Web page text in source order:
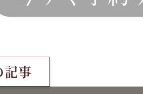
記事